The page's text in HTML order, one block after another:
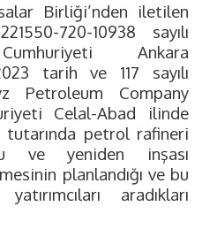
Birliği’nden iletilen
720-10938 sayılı
Ankara
tarih ve 117 sayılı
Petroleum Company
Celal-Abad ilinde
petrol rafineri
ve yeniden inşası
planlandığı ve bu
aradıkları